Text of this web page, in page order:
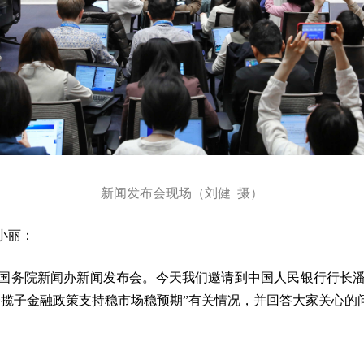
新闻发布会现场（刘健 摄）
丽：
务院新闻办新闻发布会。今天我们邀请到中国人民银行行长
子金融政策支持稳市场稳预期”有关情况，并回答大家关心的